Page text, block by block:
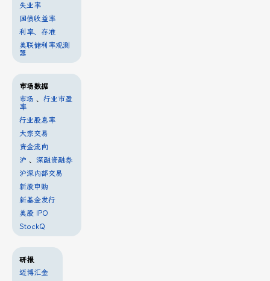
失业率
国债收益率
利率、存准
美联储利率观测
器
市场数据
市场 、 行业市盈
率
行业股息率
大宗交易
资金流向
沪 、 深融资融券
沪深内部交易
新股申购
新基金发行
美股 IPO
StockQ
研报
迈博汇金